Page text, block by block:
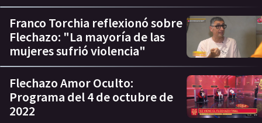
Franco Torchia reflexionó sobre
Flechazo: "La mayoría de las
mujeres sufrió violencia"
Flechazo Amor Oculto:
Programa del 4 de octubre de
2022